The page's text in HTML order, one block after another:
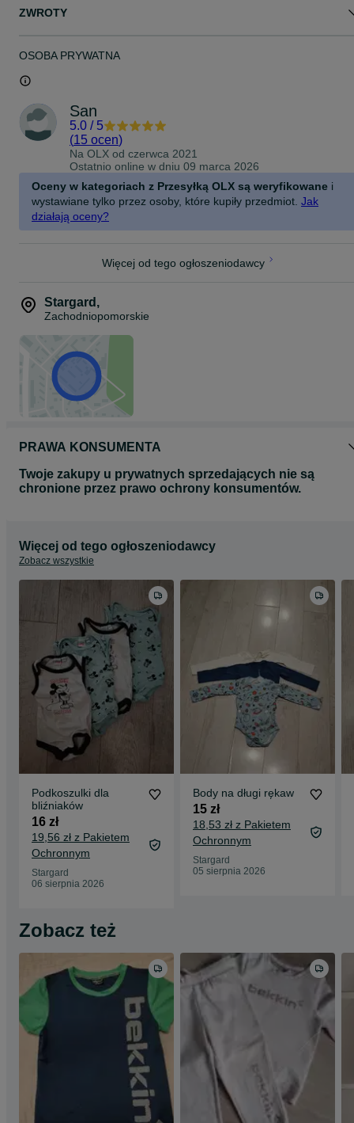
ZWROTY
OSOBA PRYWATNA
San
5.0 / 5
(15 ocen)
Na OLX od czerwca 2021
Ostatnio online w dniu 09 marca 2026
Oceny w kategoriach z Przesyłką OLX są weryfikowane i
wystawiane tylko przez osoby, które kupiły przedmiot. Jak
działają oceny?
Więcej od tego ogłoszeniodawcy
Stargard ,
Zachodniopomorskie
PRAWA KONSUMENTA
Twoje zakupy u prywatnych sprzedających nie są
chronione przez prawo ochrony konsumentów.
Więcej od tego ogłoszeniodawcy
Zobacz wszystkie
Podkoszulki dla
bliźniaków
16 zł
19,56 zł z Pakietem
Ochronnym
Stargard
06 sierpnia 2026
Body na długi rękaw
15 zł
18,53 zł z Pakietem
Ochronnym
Stargard
05 sierpnia 2026
Zobacz też